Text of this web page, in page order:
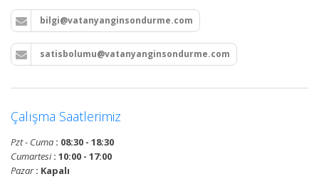
dolapları montajı, seyyar
tekerlekli yangın hortumu
makaraları, yangın hidrant
hatları kurulumu ve periyodik
vana testleri.
bilgi@vatanyanginsondurme.com
satisbolumu@vatanyanginsondurme.com
Çalışma Saatlerimiz
Pzt - Cuma : 08:30 - 18:30
Cumartesi: 10:00 - 17:00
Pazar: Kapalı